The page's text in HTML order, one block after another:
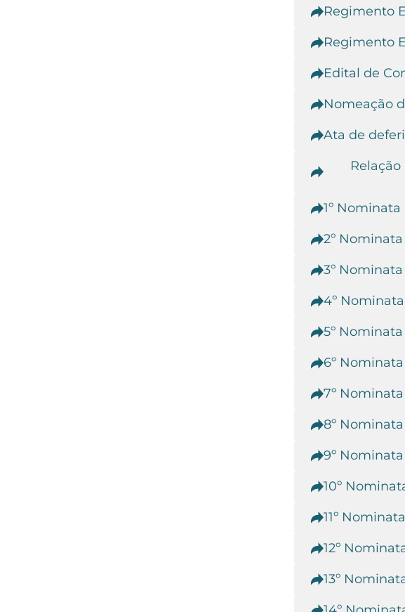
Regimento
Regimento
Edital de
Nomeação
Ata de
1º Nominata
2º Nominata
3º Nominata
4º Nominata
5º Nominata
6º Nominata
7º Nominata
8º Nominata
9º Nominata
10º
11º
12º
13º